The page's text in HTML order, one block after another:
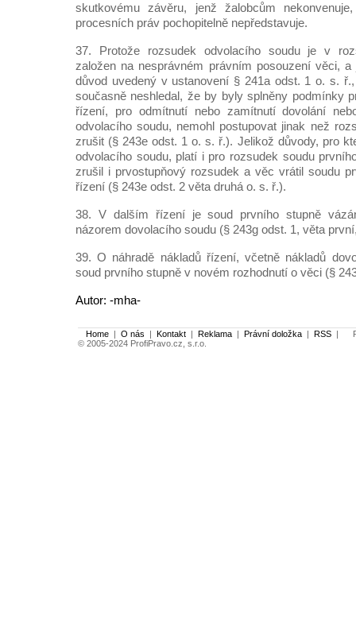
skutkovému závěru, jenž žalobcům
procesních práv pochopitelně nepředstavuje.
37. Protože rozsudek odvolacího soudu je v
založen na nesprávném právním posouzení věci,
důvod uvedený v ustanovení § 241a odst. 1 o. s.
současně neshledal, že by byly splněny podmínky
řízení, pro odmítnutí nebo zamítnutí dovolání
odvolacího soudu, nemohl postupovat jinak než
zrušit (§ 243e odst. 1 o. s. ř.). Jelikož důvody, pro
odvolacího soudu, platí i pro rozsudek soudu
zrušil i prvostupňový rozsudek a věc vrátil soudu
řízení (§ 243e odst. 2 věta druhá o. s. ř.).
38. V dalším řízení je soud prvního stupně
názorem dovolacího soudu (§ 243g odst. 1, věta
39. O náhradě nákladů řízení, včetně nákladů
soud prvního stupně v novém rozhodnutí o věci (§
Autor: -mha-
Home | O nás | Kontakt | Reklama | Právní doložka | RSS |
© 2005-2024 ProfiPravo.cz, s.r.o.